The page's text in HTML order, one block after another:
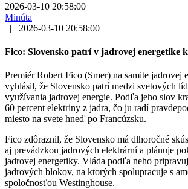
2026-03-10 20:58:00
Minúta
|
2026-03-10 20:58:00
Fico: Slovensko patrí v jadrovej energetike
Premiér Robert Fico (Smer) na samite jadrovej
vyhlásil, že Slovensko patrí medzi svetových
využívania jadrovej energie. Podľa jeho slov
60 percent elektriny z jadra, čo ju radí
miesto na svete hneď po Francúzsku.
Fico zdôraznil, že Slovensko má dlhoročné
aj prevádzkou jadrových elektrární a plánuje
jadrovej energetiky. Vláda podľa neho
jadrových blokov, na ktorých spolupracuje s
spoločnosťou Westinghouse.